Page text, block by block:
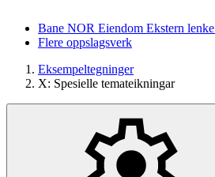
Bane NOR Eiendom Ekstern lenke
Flere oppslagsverk
Eksempeltegninger
X: Spesielle temateikningar